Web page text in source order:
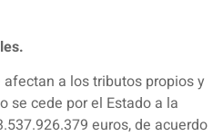
a los tributos propios y
se cede por el Estado a la
euros, de acuerdo